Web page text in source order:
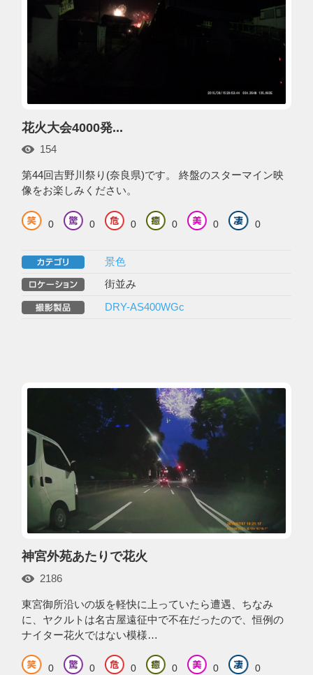
花火大会4000発...
154
第44回吉野川祭り(奈良県)です。 終盤のスターマイン映
像をお楽しみください。
0 0 0 0 0 0
景色
街並み
DRY-AS400WGc
神宮外苑あたりで花火
2186
東宮御所沿いの坂を軽快に上っていたら遭遇、ちなみ
に、ヤクルトは名古屋遠征中で不在だったので、恒例の
ナイター花火ではない模様…
0 0 0 0 0 0